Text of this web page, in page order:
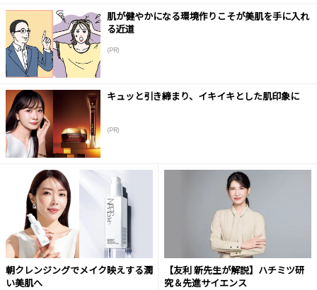
肌が健やかになる環境作りこそが美肌を手に入れ
る近道
(PR)
キュッと引き締まり、イキイキとした肌印象に
(PR)
朝クレンジングでメイク映えする潤
い美肌へ
【友利 新先生が解説】ハチミツ研
究＆先進サイエンス